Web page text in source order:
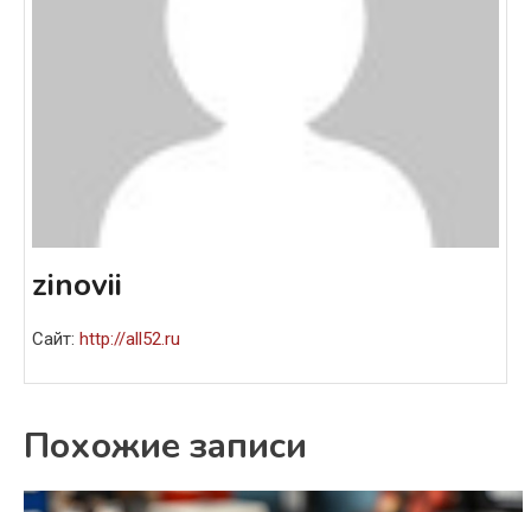
zinovii
Сайт: http://all52.ru
Похожие записи